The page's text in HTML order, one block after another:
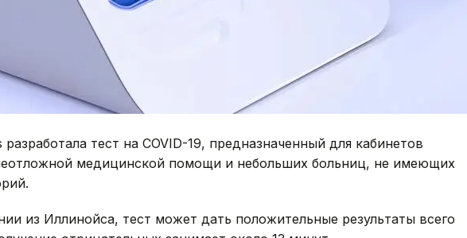
тест на COVID-19, предназначенный для кабинетов
медицинской помощи и небольших больниц, не имеющих
из Иллинойса, тест может дать положительные результаты всего